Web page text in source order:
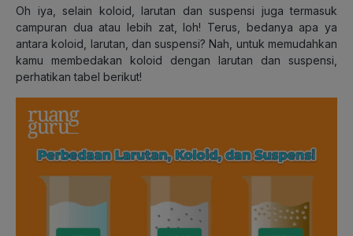
Oh iya, selain koloid, larutan dan suspensi juga termasuk
campuran dua atau lebih zat, loh! Terus, bedanya apa ya
antara koloid, larutan, dan suspensi? Nah, untuk memudahkan
kamu membedakan koloid dengan larutan dan suspensi,
perhatikan tabel berikut!